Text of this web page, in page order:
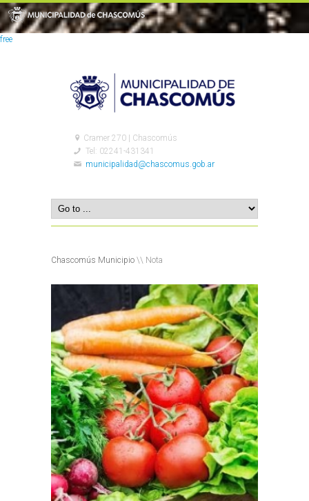
free
Cramer 270 | Chascomús
Tel: 02241-431341
municipalidad@chascomus.gob.ar
Chascomús Municipio \\ Nota